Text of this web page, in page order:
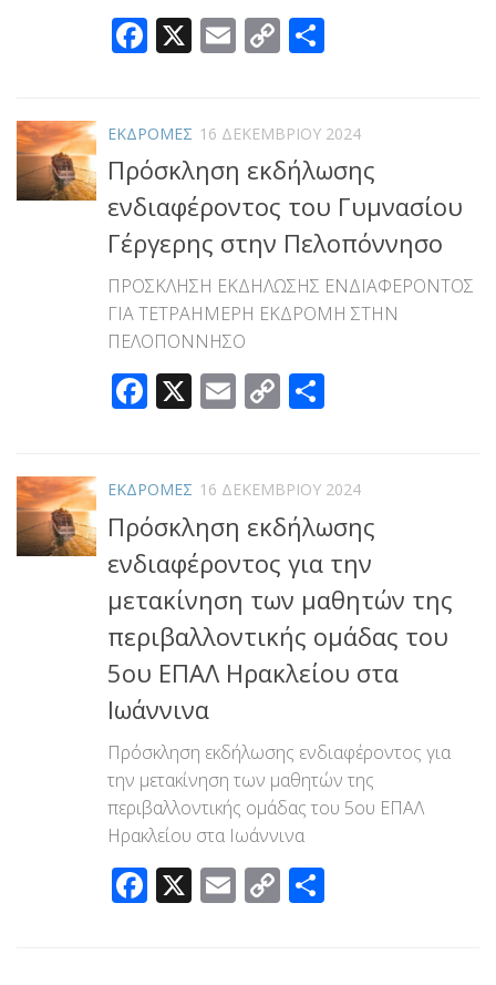
Facebook
X Email
Copy
ΕΚΔΡΟΜΕΣ 16 ΔΕΚΕΜΒΡΊΟΥ 2024
Πρόσκληση εκδήλωσης
ενδιαφέροντος του Γυμνασίου
Γέργερης στην Πελοπόννησο
ΠΡΟΣΚΛΗΣΗ ΕΚΔΗΛΩΣΗΣ ΕΝΔΙΑΦΕΡΟΝΤΟΣ
ΓΙΑ ΤΕΤΡΑΗΜΕΡΗ ΕΚΔΡΟΜΗ ΣΤΗΝ
ΠΕΛΟΠΟΝΝΗΣΟ
Facebook
X Email
Copy
ΕΚΔΡΟΜΕΣ 16 ΔΕΚΕΜΒΡΊΟΥ 2024
Πρόσκληση εκδήλωσης
ενδιαφέροντος για την
μετακίνηση των μαθητών της
περιβαλλοντικής ομάδας του
5ου ΕΠΑΛ Ηρακλείου στα
Ιωάννινα
Πρόσκληση εκδήλωσης ενδιαφέροντος για
την μετακίνηση των μαθητών της
περιβαλλοντικής ομάδας του 5ου ΕΠΑΛ
Ηρακλείου στα Ιωάννινα
Facebook
X Email
Copy